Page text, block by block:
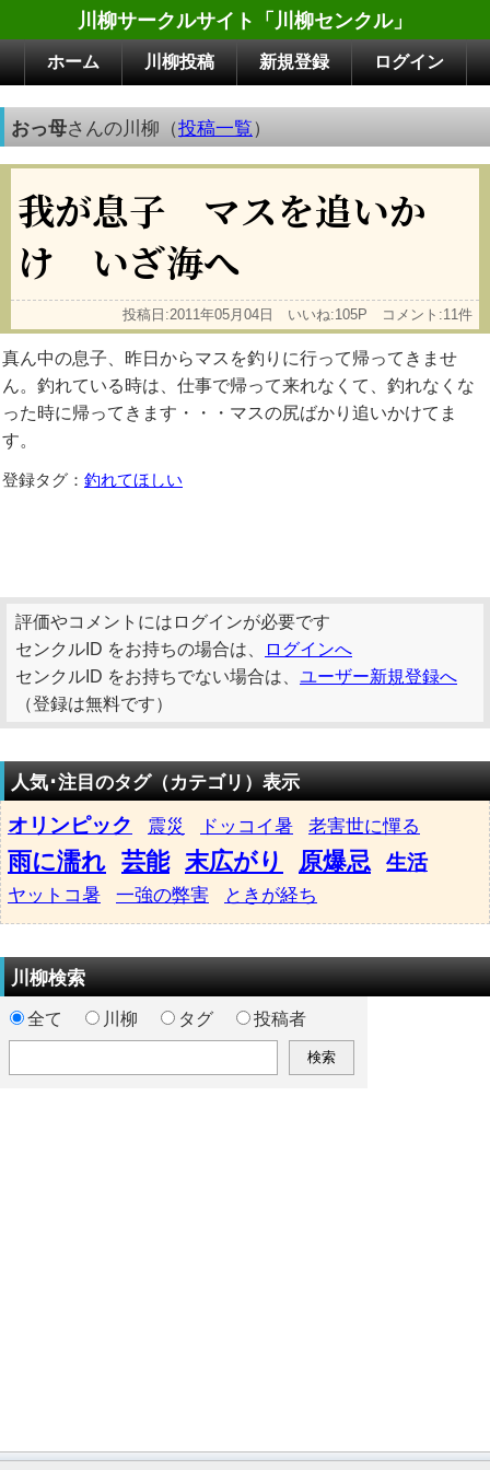
川柳サークルサイト「川柳センクル」
ホーム 川柳投稿 新規登録 ログイン
おっ母さんの川柳（投稿一覧）
我が息子 マスを追いか
け いざ海へ
投稿日:2011年05月04日 いいね:105P コメント:11件
真ん中の息子、昨日からマスを釣りに行って帰ってきませ
ん。釣れている時は、仕事で帰って来れなくて、釣れなくな
った時に帰ってきます・・・マスの尻ばかり追いかけてま
す。
登録タグ： 釣れてほしい
評価やコメントにはログインが必要です
センクルID をお持ちの場合は、
ログインへ
センクルID をお持ちでない場合は、 ユーザー新規登録へ
（登録は無料です）
人気･注目のタグ（カテゴリ）表示
オリンピック 震災 ドッコイ暑 老害世に憚る
雨に濡れ 芸能 末広がり 原爆忌 生活
ヤットコ暑 一強の弊害 ときが経ち
川柳検索
全て 川柳 タグ 投稿者